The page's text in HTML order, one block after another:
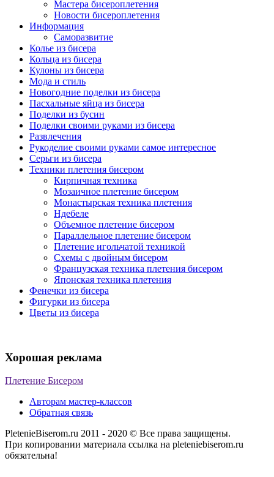
Мастера бисероплетения
Новости бисероплетения
Информация
Саморазвитие
Колье из бисера
Кольца из бисера
Кулоны из бисера
Мода и стиль
Новогодние поделки из бисера
Пасхальные яйца из бисера
Поделки из бусин
Поделки своими руками из бисера
Развлечения
Рукоделие своими руками самое интересное
Серьги из бисера
Техники плетения бисером
Кирпичная техника
Мозаичное плетение бисером
Монастырская техника плетения
Ндебеле
Объемное плетение бисером
Параллельное плетение бисером
Плетение игольчатой техникой
Схемы с двойным бисером
Французская техника плетения бисером
Японская техника плетения
Фенечки из бисера
Фигурки из бисера
Цветы из бисера
Хорошая реклама
Плетение Бисером
Авторам мастер-классов
Обратная связь
PletenieBiserom.ru 2011 - 2020 © Все права защищены.
При копировании материала ссылка на pleteniebiserom.ru
обязательна!